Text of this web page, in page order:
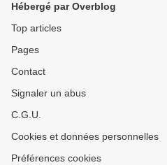
Hébergé par Overblog
Top articles
Pages
Contact
Signaler un abus
C.G.U.
Cookies et données personnelles
Préférences cookies